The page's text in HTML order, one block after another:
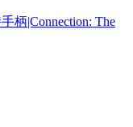
柄|Connection: The